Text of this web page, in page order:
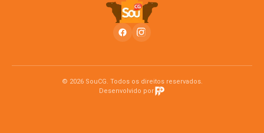
© 2026 SouCG. Todos os direitos reservados.
Desenvolvido por